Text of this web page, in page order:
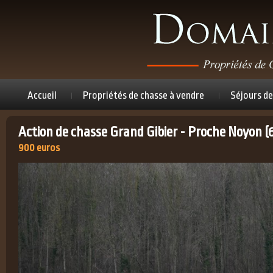
Accueil Propriétés de chasse à vendre Séjours
Action de chasse Grand Gibier - Proche Noyon
900 euros